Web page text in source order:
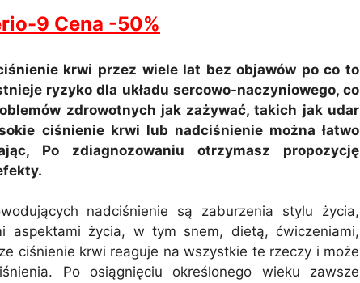
9 Cena -50%
krwi przez wiele lat bez objawów po co to
ryzyko dla układu sercowo-naczyniowego, co
zdrowotnych jak zażywać, takich jak udar
ciśnienie krwi lub nadciśnienie można łatwo
Po zdiagnozowaniu otrzymasz propozycję
nadciśnienie są zaburzenia stylu życia,
aspektami życia, w tym snem, dietą, ćwiczeniami,
ciśnienie krwi reaguje na wszystkie te rzeczy i może
Po osiągnięciu określonego wieku zawsze